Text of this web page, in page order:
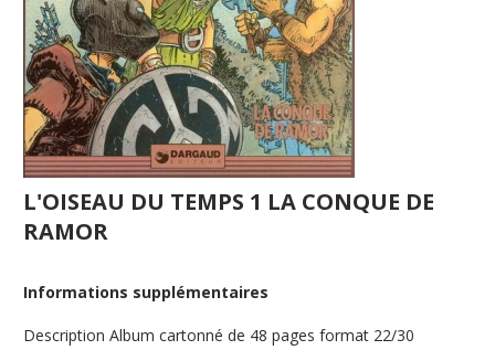
L'OISEAU DU TEMPS 1 LA CONQUE DE
RAMOR
Informations supplémentaires
Description Album cartonné de 48 pages format 22/30